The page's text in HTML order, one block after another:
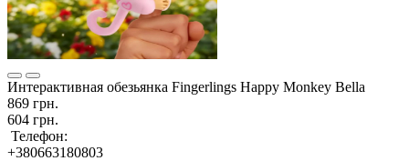
Интерактивная обезьянка Fingerlings Happy Monkey Bella
869 грн.
604 грн.
Телефон:
+380663180803